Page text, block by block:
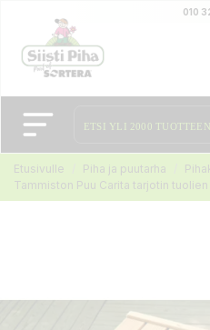
010
Etusivulle Piha ja puutarha
Tammiston Puu Carita tarjotin tuolien